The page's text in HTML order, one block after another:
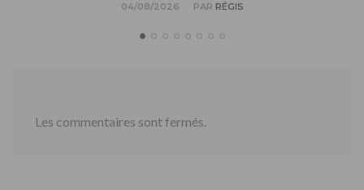
04/08/2026 PAR RÉGIS
Les commentaires sont fermés.